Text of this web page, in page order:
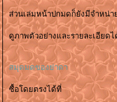
ส่วนเล่มหน้าปกมดก็ยังมีจำหน่า
ดูภาพตัวอย่างและรายละเอียด
สมุดมดของย่าดา
ซื้อโดยตรงได้ที่